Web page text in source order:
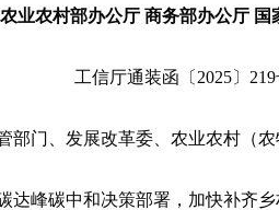
业农村部办公厅 商务部办公厅
工信厅通装函〔2025〕
门、发展改革委、农业农村（
达峰碳中和决策部署，加快补齐